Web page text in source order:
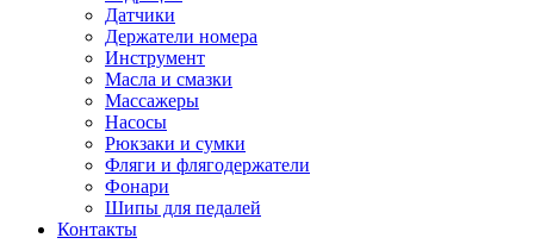
Датчики
Держатели номера
Инструмент
Масла и смазки
Массажеры
Насосы
Рюкзаки и сумки
Фляги и флягодержатели
Фонари
Шипы для педалей
Контакты